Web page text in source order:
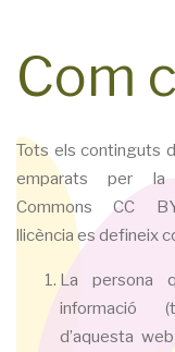
Com
Tots els continguts
emparats per la
Commons CC
llicència es defineix
La persona
informació
d’aquesta